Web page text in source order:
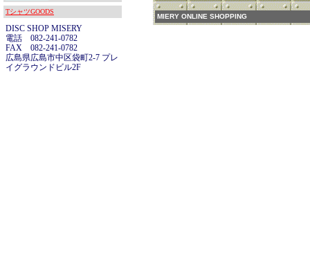
TシャツGOODS
DISC SHOP MISERY
電話 082-241-0782
FAX 082-241-0782
広島県広島市中区袋町2-7 プレ
イグラウンドビル2F
MIERY ONLINE SHOPPING